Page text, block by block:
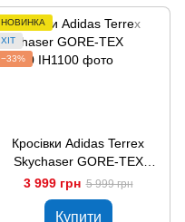
НОВИНКА
ХІТ
−33%
Кросівки Adidas Terrex
Skychaser GORE-TEX
IH1100
3 999 грн 5 999 грн
Купити